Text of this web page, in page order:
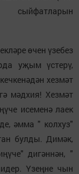
өчен үзебез
уҗым үстерү,
хезмәт
мәдхия! Хезмәт
исеменә лаек
әмма " колхуз"
булды. Димәк,
дигәннән, "
Үзеңне чын